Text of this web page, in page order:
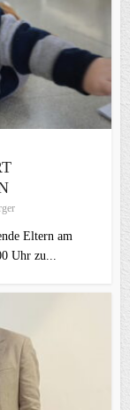
Eltern am
Uhr zu...